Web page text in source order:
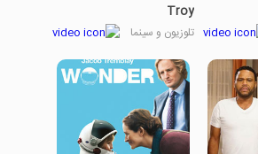
Troy
تلوزیون و سینما